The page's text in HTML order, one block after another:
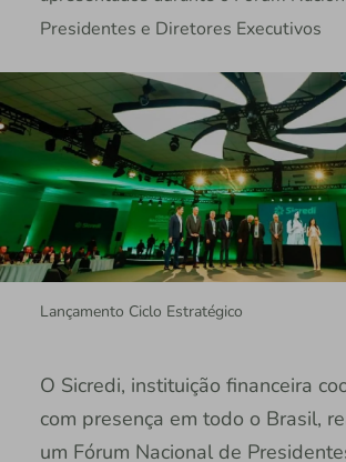
Presidentes e Diretores Executivos
Lançamento Ciclo Estratégico
O Sicredi, instituição financeira
com presença em todo o Brasil,
um Fórum Nacional de